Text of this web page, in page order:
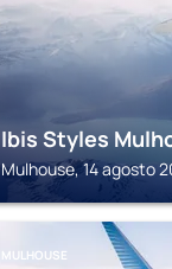
Ibis Styles
Mulhouse, 14 agosto
MULHOUSE